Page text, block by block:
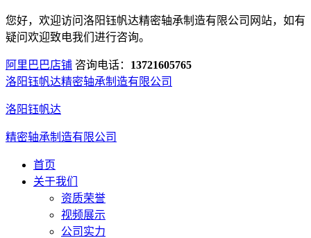
您好，欢迎访问洛阳钰帆达精密轴承制造有限公司网站，如有
疑问欢迎致电我们进行咨询。
阿里巴巴店铺 咨询电话： 13721605765
洛阳钰帆达精密轴承制造有限公司
洛阳钰帆达
精密轴承制造有限公司
首页
关于我们
资质荣誉
视频展示
公司实力